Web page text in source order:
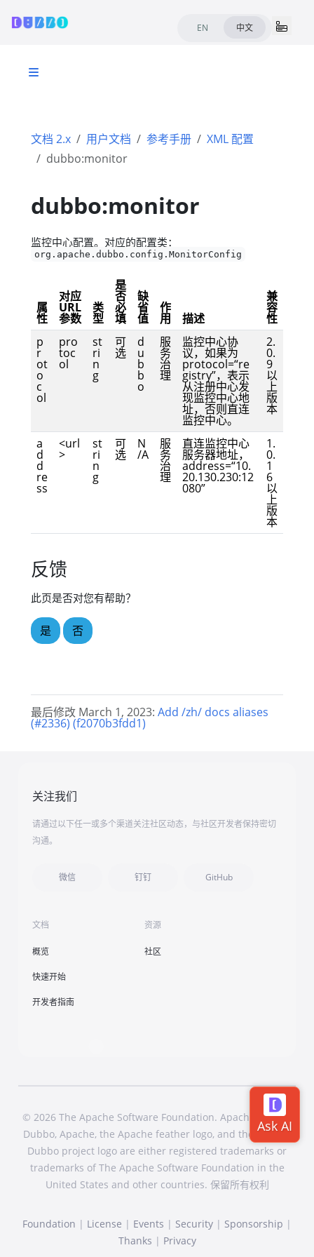
EN 中文
文档 2.x 用户文档 参考手册
XML 配置
dubbo:monitor
dubbo:monitor
监控中心配置。对应的配置类：
org.apache.dubbo.config.MonitorConfig
属
性
对应
URL
参数
类
型
是
否
必
填
缺
省
值
作
用 描述
兼
容
性
p
r
ot
o
c
ol
pro
toc
ol
st
ri
n
g
可
选
d
u
b
b
o
服
务
治
理
监控中心协
议，如果为
protocol=“re
gistry”，表示
从注册中心发
现监控中心地
址，否则直连
监控中心。
2.
0.
9
以
上
版
本
a
d
d
re
ss
<url
>
st
ri
n
g
可
选
N
/A
服
务
治
理
直连监控中心
服务器地址，
address=“10.
20.130.230:12
080”
1.
0.
1
6
以
上
版
本
反馈
此页是否对您有帮助？
是 否
最后修改 March 1, 2023: Add /zh/ docs aliases
(#2336) (f2070b3fdd1)
关注我们
请通过以下任一或多个渠道关注社区动态，与社区开发者保持密切
沟通。
微信 钉钉 GitHub
文档
概览
快速开始
开发者指南
资源
社区
© 2026 The Apache Software Foundation. Apache Dubbo,
Dubbo, Apache, the Apache feather logo, and the Apache
Dubbo project logo are either registered trademarks or
trademarks of The Apache Software Foundation in the
United States and other countries. 保留所有权利
Foundation | License | Events | Security | Sponsorship |
Thanks | Privacy